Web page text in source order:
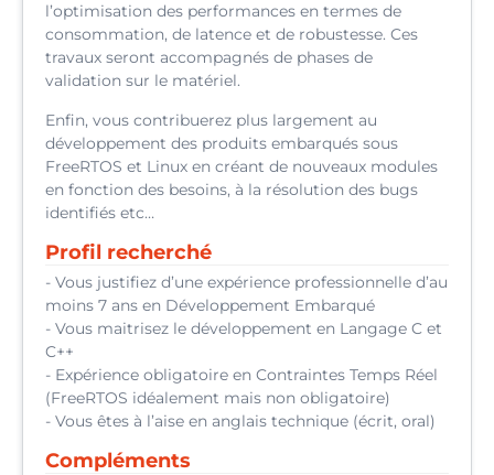
l’optimisation des performances en termes de
consommation, de latence et de robustesse. Ces
travaux seront accompagnés de phases de
validation sur le matériel.
Enfin, vous contribuerez plus largement au
développement des produits embarqués sous
FreeRTOS et Linux en créant de nouveaux modules
en fonction des besoins, à la résolution des bugs
identifiés etc…
Profil recherché
- Vous justifiez d’une expérience professionnelle d’au
moins 7 ans en Développement Embarqué
- Vous maitrisez le développement en Langage C et
C++
- Expérience obligatoire en Contraintes Temps Réel
(FreeRTOS idéalement mais non obligatoire)
- Vous êtes à l’aise en anglais technique (écrit, oral)
Compléments